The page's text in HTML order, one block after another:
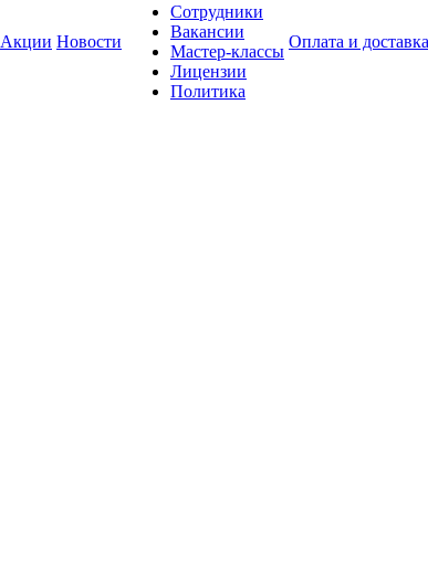
Акции Новости
Сотрудники
Вакансии
Мастер-классы
Лицензии
Политика
Оплата и доставка